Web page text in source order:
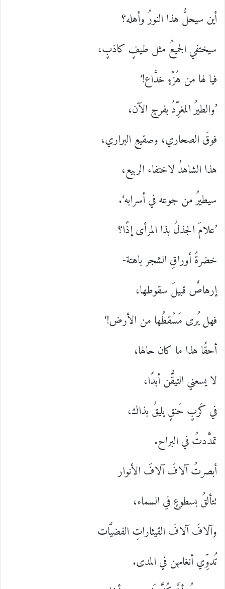
أين سيحلُّ هذا النورُ وأهله؟
سيختفي الجميعُ مثل طيفٍ كاذبٍ،
فيا لها من هُزْءٍ خدَّاع!‘
’والطيرُ المغرِّدُ بفرحٍ الآن،
فوقَ الصحاري، وصقيعِ البراري،
هذا الشاهدُ لاختفاء الربيع،
سيطيرُ من جوعه في أسرابه‘.
’علامَ الجذلُ بذا المرأى إذًا؟
خضرةُ أوراقِ الشجر باهتة-
إرهاصٌ قبيلَ سقوطها،
فهل يُرى مَسْقطُها من الأرض!‘
أحقًا هذا ما كان حالها،
لا يسعني التيقُّن أبدًا،
في كَربٍ حَنقٍ يليقُ بذاك،
تمدَّدتُ في البراح.
أبصرتُ آلافَ آلافَ الأنوار
تتألقُ بسطوعٍ في السماء،
وآلافَ آلافَ القيثاراتِ الفضيَّات
تُدوِّي أنغامهن في المدى.